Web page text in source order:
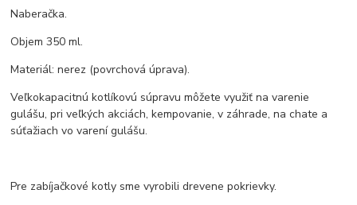
Naberačka.
Objem 350 ml.
Materiál: nerez (povrchová úprava).
Veľkokapacitnú kotlíkovú súpravu môžete využiť na varenie
gulášu, pri veľkých akciách, kempovanie, v záhrade, na chate a
súťažiach vo varení gulášu.
Pre zabíjačkové kotly sme vyrobili drevene pokrievky.